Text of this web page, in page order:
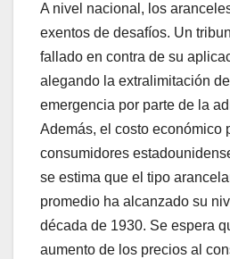
A nivel nacional, los
exentos de desafíos. Un
fallado en contra de su
alegando la extralimitación
emergencia por parte de la
Además, el costo económico
consumidores
se estima que el tipo
promedio ha alcanzado su
década de 1930. Se espera
aumento de los precios al